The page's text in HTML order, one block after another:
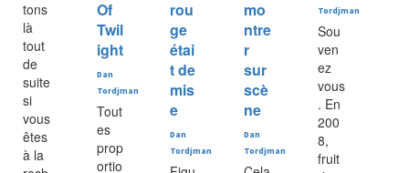
tons
là
tout
de
suite
si
vous
êtes
à la
Of
Twil
ight
Dan
Tordjman
Tout
es
prop
ortio
rou
ge
étai
t de
mis
e
Dan
Tordjman
mo
ntre
r
sur
scè
ne
Dan
Tordjman
Tordjman
Sou
ven
ez
vous
. En
200
8,
fruit